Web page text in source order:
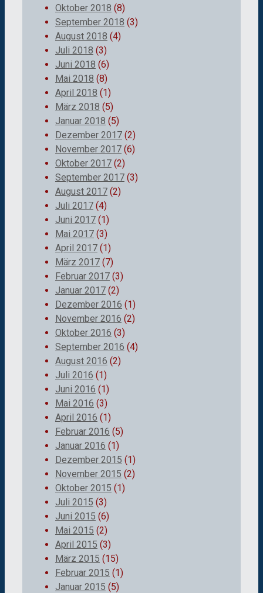
Oktober 2018 (8)
September 2018 (3)
August 2018 (4)
Juli 2018 (3)
Juni 2018 (6)
Mai 2018 (8)
April 2018 (1)
März 2018 (5)
Januar 2018 (5)
Dezember 2017 (2)
November 2017 (6)
Oktober 2017 (2)
September 2017 (3)
August 2017 (2)
Juli 2017 (4)
Juni 2017 (1)
Mai 2017 (3)
April 2017 (1)
März 2017 (7)
Februar 2017 (3)
Januar 2017 (2)
Dezember 2016 (1)
November 2016 (2)
Oktober 2016 (3)
September 2016 (4)
August 2016 (2)
Juli 2016 (1)
Juni 2016 (1)
Mai 2016 (3)
April 2016 (1)
Februar 2016 (5)
Januar 2016 (1)
Dezember 2015 (1)
November 2015 (2)
Oktober 2015 (1)
Juli 2015 (3)
Juni 2015 (6)
Mai 2015 (2)
April 2015 (3)
März 2015 (15)
Februar 2015 (1)
Januar 2015 (5)